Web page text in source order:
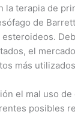
terapia de
de
el
más
el mal uso
posibles